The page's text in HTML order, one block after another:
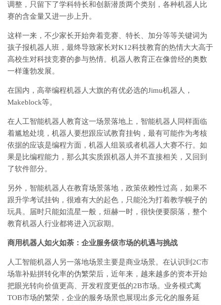
调整，只留下了学科特长和创新潜质两个类别，各种机器人比
赛的含金量又进一步上升。
这样一来，不少家长开始奔着竞赛、特长、加分等等关键词为
孩子报机器人班，最终导致家长对K12科技教育的热情大大高于
高校生对科技竞赛的参与热情。机器人教育正在像曾经的奥数
一样蓬勃发展。
在国内，高举编程机器人大旗的有优必选的Jimu机器人，
Makeblock等。
在人工智能机器人教育这一场景落地上，智能机器人同样面临
着尴尬处境，机器人要想跟应试教育挂钩，最有可能作为考核
依据的应该是编程方面，机器人组装或者机器人大赛不行。如
果是比编程能力，那么其实质跟机器人并不直接相关，又回到
了软件部分。
另外，智能机器人在教育场景落地，政策依赖性过高，如果不
跟升学考试挂钩，很难有大的起色，只能沦为打着教学幌子的
玩具。届时只能如流星一般，烜赫一时，很快便要陨落，整个
教育机器人行业都将进入沉寂期。
商用机器人如火如荼：企业服务级市场的机遇与挑战
人工智能机器人另一落地场景主要是商业场景。在认识到2C市
场靠补贴拼转化率的伪繁荣后，近年来，越来越多的资本开始
把眼光转向价值更高、开发程度更低的2B市场。业务模式离
TOB市场的繁荣，企业的服务场景也展现出多元化的服务延